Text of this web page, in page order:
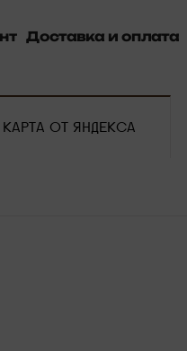
Доставка и оплата
КАРТА ОТ ЯНДЕКСА